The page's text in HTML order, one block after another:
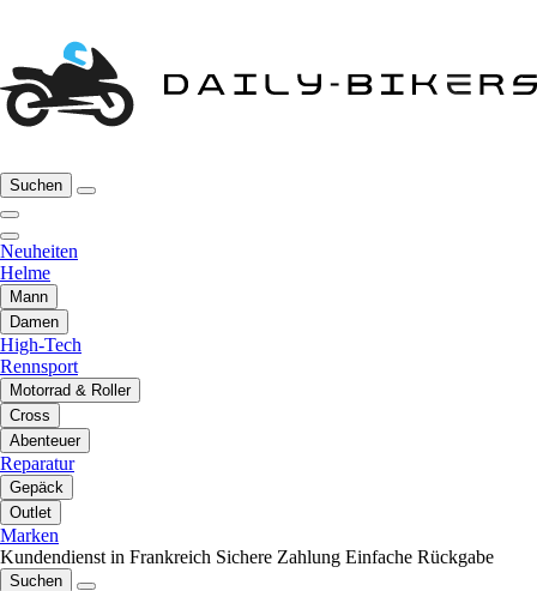
Suchen
Neuheiten
Helme
Mann
Damen
High-Tech
Rennsport
Motorrad & Roller
Cross
Abenteuer
Reparatur
Gepäck
Outlet
Marken
Kundendienst in Frankreich Sichere Zahlung Einfache Rückgabe
Suchen